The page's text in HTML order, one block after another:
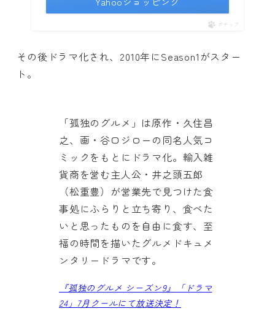
ポチップ
その後ドラマ化され、2010年にSeason1がスター
ト。
「孤独のグルメ」は原作・久住昌
之、画・谷口ジローの同名人気コ
ミックをもとにドラマ化。輸入雑
貨商を営む主人公・井之頭五郎
（松重豊）が営業先で見つけた食
事処にふらりと立ち寄り、食べた
いと思ったものを自由に食す、至
福の時間を描いたグルメドキュメ
ンタリードラマです。
『孤独のグルメ シーズン9』「ドラマ
24」7月クールにて放送決定！